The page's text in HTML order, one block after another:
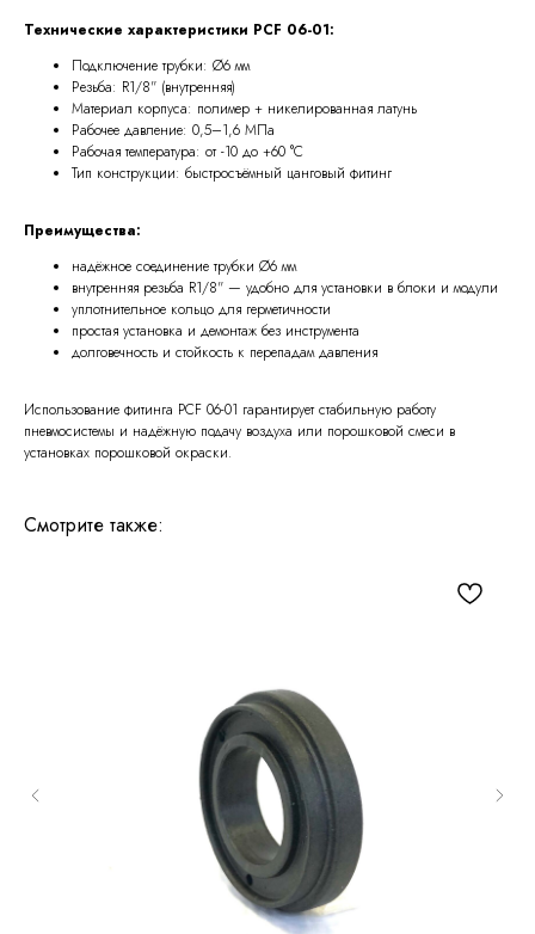
Технические характеристики PCF 06-01:
Подключение трубки: Ø6 мм
Резьба: R1/8" (внутренняя)
Материал корпуса: полимер + никелированная латунь
Рабочее давление: 0,5–1,6 МПа
Рабочая температура: от -10 до +60 °С
Тип конструкции: быстросъёмный цанговый фитинг
Преимущества:
надёжное соединение трубки Ø6 мм
внутренняя резьба R1/8" — удобно для установки в блоки и модули
уплотнительное кольцо для герметичности
простая установка и демонтаж без инструмента
долговечность и стойкость к перепадам давления
Использование фитинга PCF 06-01 гарантирует стабильную работу
пневмосистемы и надёжную подачу воздуха или порошковой смеси в
установках порошковой окраски.
Смотрите также: